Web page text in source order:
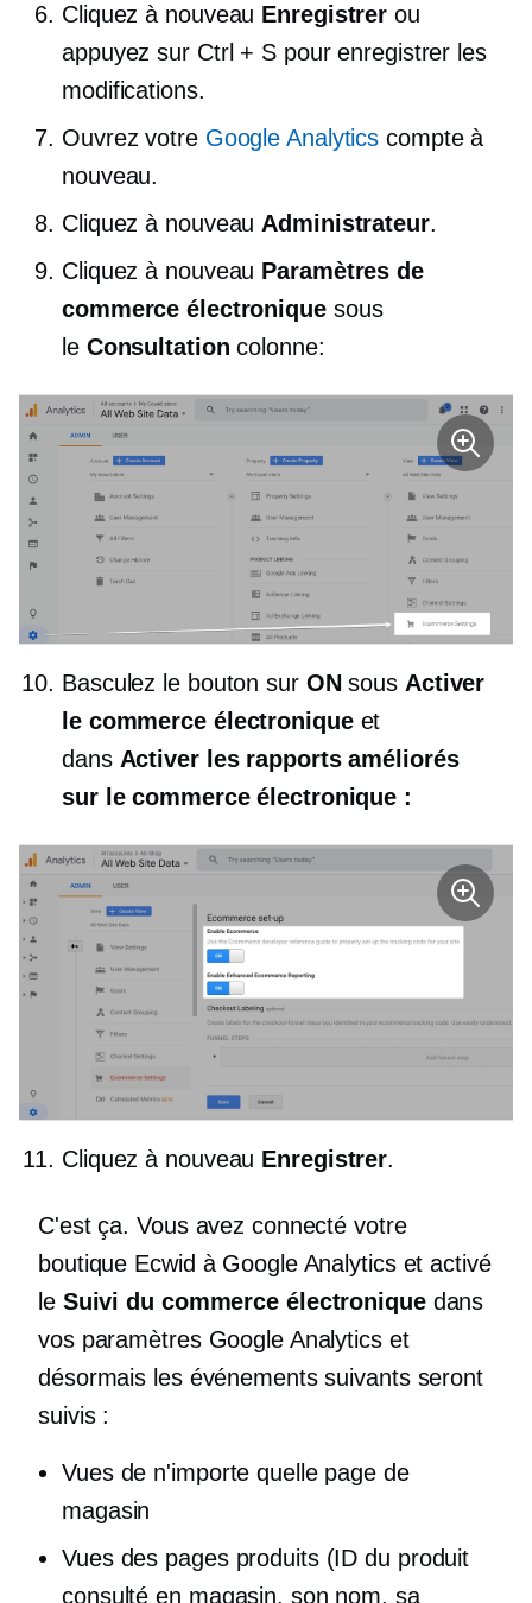
Cliquez à nouveau Enregistrer ou
appuyez sur Ctrl + S pour enregistrer les
modifications.
Ouvrez votre Google Analytics compte à
nouveau.
Cliquez à nouveau Administrateur.
Cliquez à nouveau Paramètres de
commerce électroniquesous
le Consultation colonne:
Basculez le bouton sur ONsous Activer
le commerce électronique et
dans Activer les rapports améliorés
sur le commerce électronique :
Cliquez à nouveau Enregistrer.
C'est ça. Vous avez connecté votre
boutique Ecwid à Google Analytics et activé
le Suivi du commerce électroniquedans
vos paramètres Google Analytics et
désormais les événements suivants seront
suivis :
Vues de n'importe quelle page de
magasin
Vues des pages produits (ID du produit
consulté en magasin, son nom, sa